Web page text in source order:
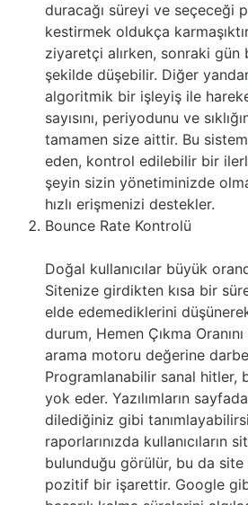
duracağı süreyi ve seçeceği
kestirmek oldukça
ziyaretçi alırken, sonraki gün
şekilde düşebilir. Diğer
algoritmik bir işleyiş ile
sayısını, periyodunu ve
tamamen size aittir. Bu
eden, kontrol edilebilir bir
şeyin sizin yönetiminizde
hızlı erişmenizi destekler.
Bounce Rate Kontrolü
Doğal kullanıcılar büyük
Sitenize girdikten kısa bir
elde edemediklerini
durum, Hemen Çıkma
arama motoru değerine
Programlanabilir sanal hitler,
yok eder. Yazılımların
dilediğiniz gibi
raporlarınızda kullanıcıların
bulunduğu görülür, bu da site
pozitif bir işarettir. Google